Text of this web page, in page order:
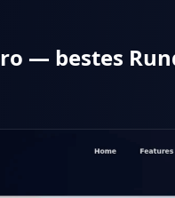
— bestes